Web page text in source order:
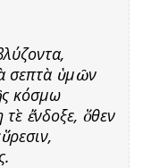
σεπτὰ ὑμῶν
κόσμω
ἔνδοξε, ὅθεν